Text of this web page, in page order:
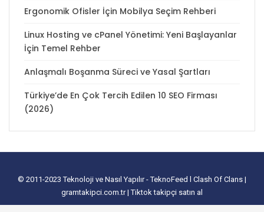
Ergonomik Ofisler İçin Mobilya Seçim Rehberi
Linux Hosting ve cPanel Yönetimi: Yeni Başlayanlar
İçin Temel Rehber
Anlaşmalı Boşanma Süreci ve Yasal Şartları
Türkiye’de En Çok Tercih Edilen 10 SEO Firması
(2026)
© 2011-2023Teknoloji ve Nasıl Yapılır - TeknoFeed Clash Of Clans |
gramtakipci.com.tr|Tiktok takipçi satın al